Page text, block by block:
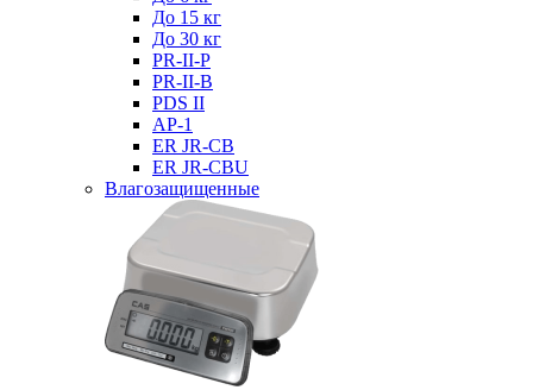
До 15 кг
До 30 кг
PR-II-P
PR-II-B
PDS II
AP-1
ER JR-CB
ER JR-CBU
Влагозащищенные